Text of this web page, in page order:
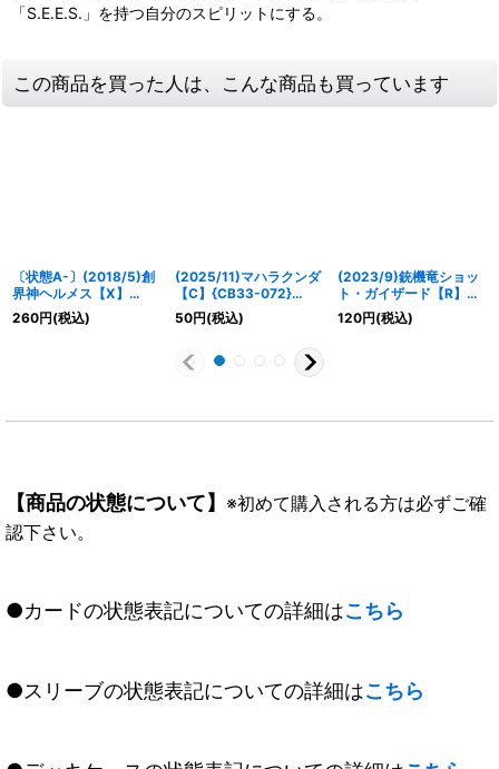
「S.E.E.S.」を持つ自分のスピリットにする。
この商品を買った人は、こんな商品も買っています
〔状態A-〕(2018/5)創
界神ヘルメス【X】
{BS45-X07}《緑》
260円(税込)
(2025/11)マハラクンダ
【C】{CB33-072}
《多》
50円(税込)
(2023/9)銃機竜ショッ
ト・ガイザード【R】
{BS63-052}《白》
120円(税込)
【商品の状態について】 ※初めて購入される方は必ずご確
認下さい。
●カードの状態表記についての詳細はこちら
●スリーブの状態表記についての詳細はこちら